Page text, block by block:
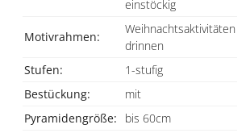
einstöckig
Motivrahmen:
Weihnachtsaktivitäten
drinnen
Stufen:
1-stufig
Bestückung:
mit
Pyramidengröße:
bis 60cm